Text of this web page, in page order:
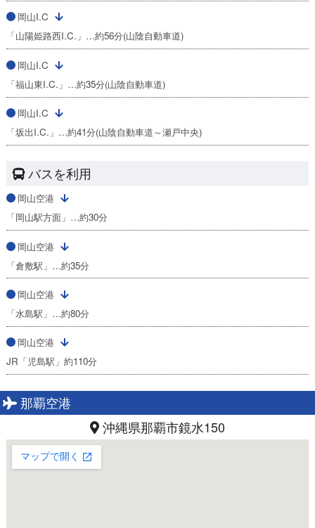
岡山I.C
「山陽姫路西I.C.」…約56分(山陰自動車道)
岡山I.C
「福山東I.C.」…約35分(山陰自動車道)
岡山I.C
「坂出I.C.」…約41分(山陰自動車道～瀬戸中央)
バスを利用
岡山空港
「岡山駅方面」…約30分
岡山空港
「倉敷駅」…約35分
岡山空港
「水島駅」…約80分
岡山空港
JR「児島駅」約110分
那覇空港
沖縄県那覇市鏡水150